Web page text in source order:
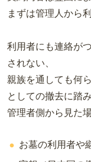
まずは管理人から
利用者にも連絡が
されない、
親族を通しても何
としての撤去に踏
管理者側から見た
お墓の利用者や